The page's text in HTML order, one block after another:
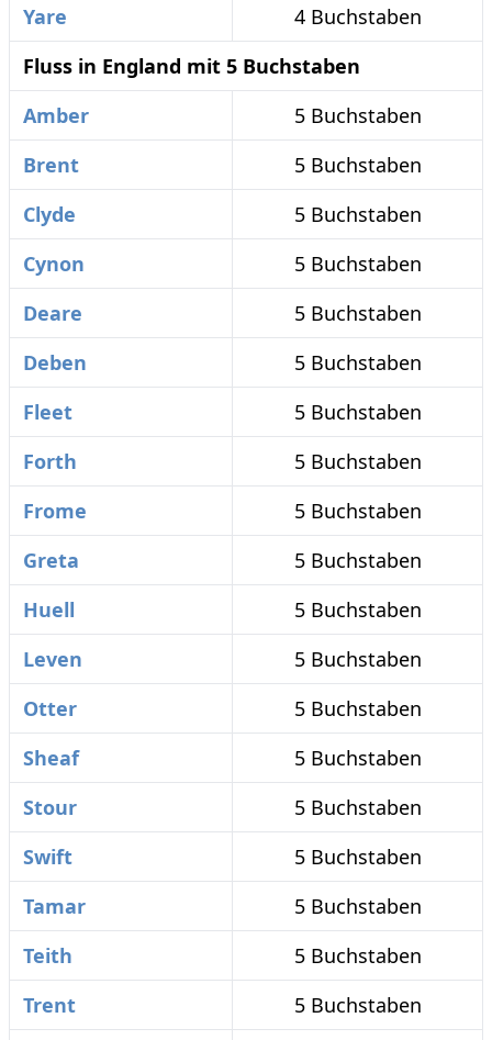
Yare
4 Buchstaben
Fluss in England mit 5 Buchstaben
Amber
5 Buchstaben
Brent
5 Buchstaben
Clyde
5 Buchstaben
Cynon
5 Buchstaben
Deare
5 Buchstaben
Deben
5 Buchstaben
Fleet
5 Buchstaben
Forth
5 Buchstaben
Frome
5 Buchstaben
Greta
5 Buchstaben
Huell
5 Buchstaben
Leven
5 Buchstaben
Otter
5 Buchstaben
Sheaf
5 Buchstaben
Stour
5 Buchstaben
Swift
5 Buchstaben
Tamar
5 Buchstaben
Teith
5 Buchstaben
Trent
5 Buchstaben